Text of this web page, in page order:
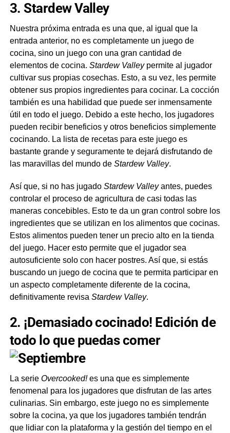
3. Stardew Valley
Nuestra próxima entrada es una que, al igual que la
entrada anterior, no es completamente un juego de
cocina, sino un juego con una gran cantidad de
elementos de cocina. Stardew Valleypermite al jugador
cultivar sus propias cosechas. Esto, a su vez, les permite
obtener sus propios ingredientes para cocinar. La cocción
también es una habilidad que puede ser inmensamente
útil en todo el juego. Debido a este hecho, los jugadores
pueden recibir beneficios y otros beneficios simplemente
cocinando. La lista de recetas para este juego es
bastante grande y seguramente te dejará disfrutando de
las maravillas del mundo de Stardew Valley.
Así que, si no has jugado Stardew Valleyantes, puedes
controlar el proceso de agricultura de casi todas las
maneras concebibles. Esto te da un gran control sobre los
ingredientes que se utilizan en los alimentos que cocinas.
Estos alimentos pueden tener un precio alto en la tienda
del juego. Hacer esto permite que el jugador sea
autosuficiente solo con hacer postres. Así que, si estás
buscando un juego de cocina que te permita participar en
un aspecto completamente diferente de la cocina,
definitivamente revisa Stardew Valley.
2. ¡Demasiado cocinado! Edición de
todo lo que puedas comer
La serie Overcooked!es una que es simplemente
fenomenal para los jugadores que disfrutan de las artes
culinarias. Sin embargo, este juego no es simplemente
sobre la cocina, ya que los jugadores también tendrán
que lidiar con la plataforma y la gestión del tiempo en el